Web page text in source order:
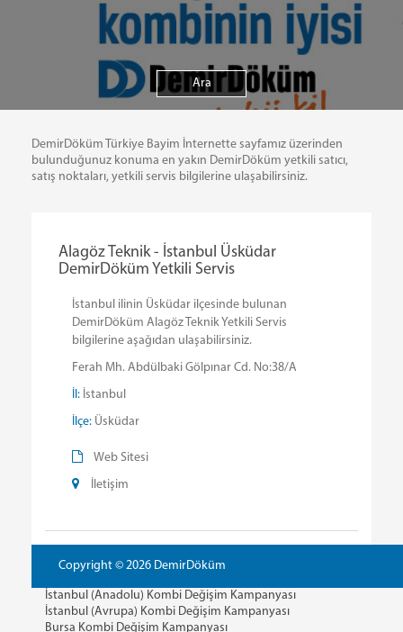
DemirDöküm Türkiye Bayim İnternette sayfamız üzerinden
bulunduğunuz konuma en yakın DemirDöküm yetkili satıcı,
satış noktaları, yetkili servis bilgilerine ulaşabilirsiniz.
Alagöz Teknik - İstanbul Üsküdar
DemirDöküm Yetkili Servis
İstanbul ilinin Üsküdar ilçesinde bulunan
DemirDöküm Alagöz Teknik Yetkili Servis
bilgilerine aşağıdan ulaşabilirsiniz.
Ferah Mh. Abdülbaki Gölpınar Cd. No:38/A
İl: İstanbul
İlçe: Üsküdar
Web Sitesi
İletişim
Copyright © 2026 DemirDöküm
İstanbul (Anadolu) Kombi Değişim Kampanyası
İstanbul (Avrupa) Kombi Değişim Kampanyası
Bursa Kombi Değişim Kampanyası